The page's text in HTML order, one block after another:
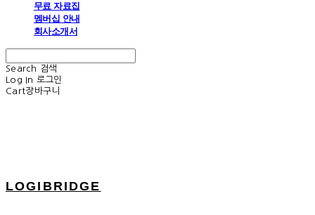
무료 자료집
멤버십 안내
회사소개서
Search
검색
Log In 로그인
Cart장바구니
LOGIBRIDGE